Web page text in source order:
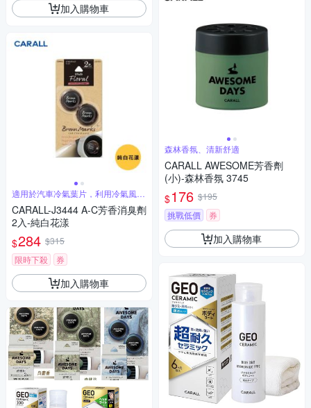
加入購物車
適用於汽車冷氣葉片，利用冷氣風力
擴散香味
CARALL-J3444 A-C芳香消臭劑
2入-純白花漾
$284 $315
限時下殺
券
加入購物車
森林香氛、清新舒適
CARALL AWESOME芳香劑
(小)-森林香氛 3745
$176 $195
挑戰低價
券
加入購物車